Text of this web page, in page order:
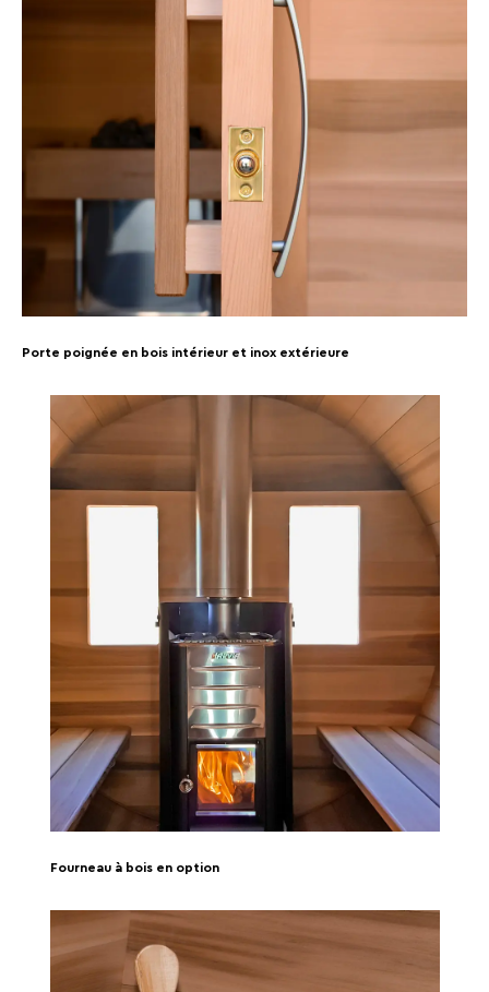
Porte poignée en bois intérieur et inox extérieure
Fourneau à bois en option